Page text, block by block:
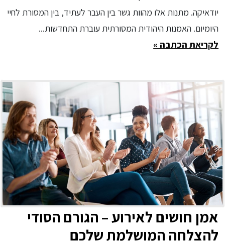
יודאיקה. מתנות אלו מהוות גשר בין העבר לעתיד, בין המסורת לחיי
היומיום. האמנות היהודית המסורתית עוברת התחדשות...
לקריאת הכתבה »
אמן חושים לאירוע – הגורם הסודי
להצלחה המושלמת שלכם